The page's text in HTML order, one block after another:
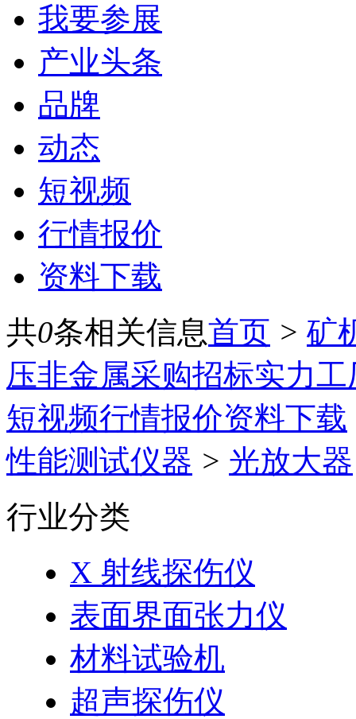
我要参展
产业头条
品牌
动态
短视频
行情报价
资料下载
共0条相关信息首页 > 矿
压非金属采购招标实力工
短视频行情报价资料下载
性能测试仪器 > 光放大器
行业分类
X 射线探伤仪
表面界面张力仪
材料试验机
超声探伤仪